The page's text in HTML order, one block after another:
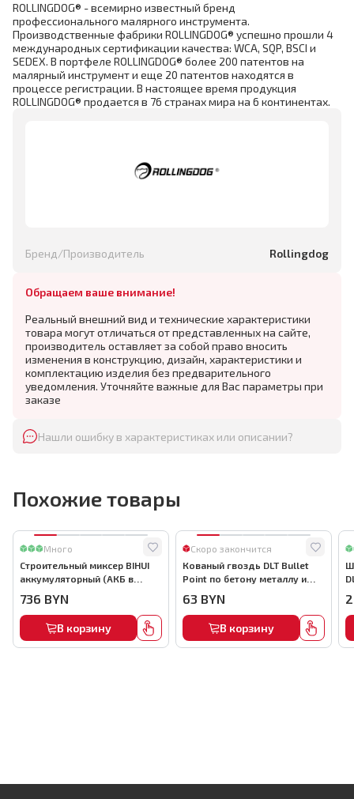
ROLLINGDOG® - всемирно известный бренд
профессионального малярного инструмента.
Производственные фабрики ROLLINGDOG® успешно прошли 4
международных сертификации качества: WCA, SQP, BSCI и
SEDEX. В портфеле ROLLINGDOG® более 200 патентов на
малярный инструмент и еще 20 патентов находятся в
процессе регистрации. В настоящее время продукция
ROLLINGDOG® продается в 76 странах мира на 6 континентах.
Бренд/Производитель Rollingdog
Обращаем ваше внимание!
Реальный внешний вид и технические характеристики
товара могут отличаться от представленных на сайте,
производитель оставляет за собой право вносить
изменения в конструкцию, дизайн, характеристики и
комплектацию изделия без предварительного
уведомления. Уточняйте важные для Вас параметры при
заказе
Нашли ошибку в характеристиках или описании?
Похожие товары
Много
Строительный миксер BIHUI
аккумуляторный (АКБ в
736 BYN
В корзину
Скоро закончится
Кованый гвоздь DLT Bullet
Point по бетону металлу и
арт.0116
63 BYN
В корзину